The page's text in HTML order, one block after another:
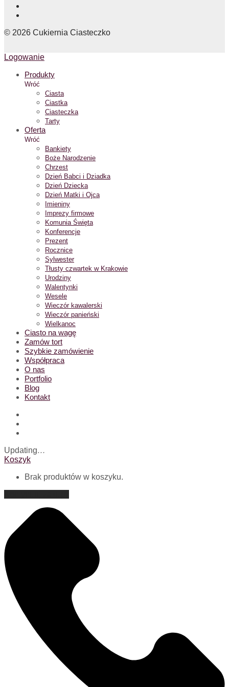
© 2026 Cukiernia Ciasteczko
Logowanie
Produkty
Wróć
Ciasta
Ciastka
Ciasteczka
Tarty
Oferta
Wróć
Bankiety
Boże Narodzenie
Chrzest
Dzień Babci i Dziadka
Dzień Dziecka
Dzień Matki i Ojca
Imieniny
Imprezy firmowe
Komunia Święta
Konferencje
Prezent
Rocznice
Sylwester
Tłusty czwartek w Krakowie
Urodziny
Walentynki
Wesele
Wieczór kawalerski
Wieczór panieński
Wielkanoc
Ciasto na wagę
Zamów tort
Szybkie zamówienie
Współpraca
O nas
Portfolio
Blog
Kontakt
Updating…
Koszyk
Brak produktów w koszyku.